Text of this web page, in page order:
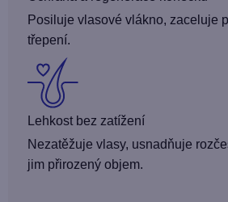
Posiluje vlasové vlákno, zaceluje
třepení.
Lehkost bez zatížení
Nezatěžuje vlasy, usnadňuje
jim přirozený objem.